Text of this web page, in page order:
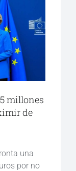
millones
de
una
por no